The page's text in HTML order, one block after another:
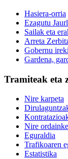
Hasiera-orria
Ezagutu
Sailak eta
Arreta
Gobernu
Gardena,
Tramiteak eta
Nire karpeta
Nire
Eguraldia
Trafikoaren
Estatistika